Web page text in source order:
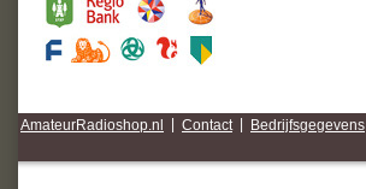
AmateurRadioshop.nl Contact Bedrijfsgegevens